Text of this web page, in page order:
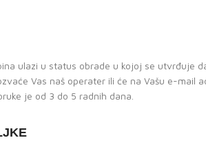
ulazi u status obrade u kojoj se utvrđuje
Vas naš operater ili će na Vašu e-mail
je od 3 do 5 radnih dana.